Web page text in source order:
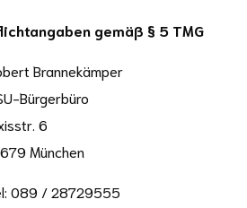
gemäß § 5 TMG
Brannekämper
Bürgerbüro
6
München
089 / 28729555